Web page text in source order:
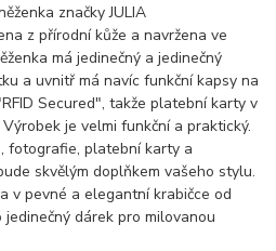
značky JULIA
z přírodní kůže a navržena ve
má jedinečný a jedinečný
a uvnitř má navíc funkční kapsy na
Secured", takže platební karty v
Výrobek je velmi funkční a praktický.
fotografie, platební karty a
skvělým doplňkem vašeho stylu.
v pevné a elegantní krabičce od
dárek pro milovanou